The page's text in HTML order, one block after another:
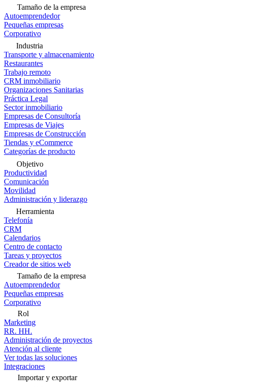
Tamaño de la empresa
Autoemprendedor
Pequeñas empresas
Corporativo
Industria
Transporte y almacenamiento
Restaurantes
Trabajo remoto
CRM inmobiliario
Organizaciones Sanitarias
Práctica Legal
Sector inmobiliario
Empresas de Consultoría
Empresas de Viajes
Empresas de Construcción
Tiendas y eCommerce
Categorías de producto
Objetivo
Productividad
Comunicación
Movilidad
Administración y liderazgo
Herramienta
Telefonía
CRM
Calendarios
Centro de contacto
Tareas y proyectos
Creador de sitios web
Tamaño de la empresa
Autoemprendedor
Pequeñas empresas
Corporativo
Rol
Marketing
RR. HH.
Administración de proyectos
Atención al cliente
Ver todas las soluciones
Integraciones
Importar y exportar